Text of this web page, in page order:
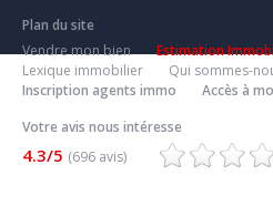
Plan du site
Vendre mon bien
Estimation
Lexique immobilier
Qui sommes-
Inscription agents immo
Accès à
Votre avis nous intéresse
4.3/5 (696 avis)